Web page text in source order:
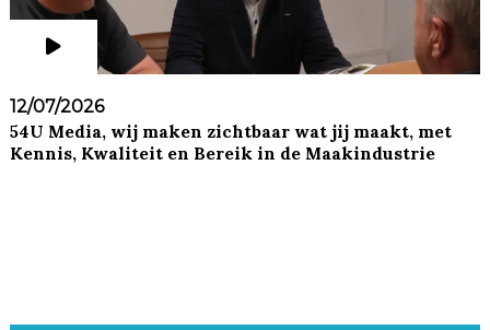
12/07/2026
54U Media, wij maken zichtbaar wat jij maakt, met
Kennis, Kwaliteit en Bereik in de Maakindustrie